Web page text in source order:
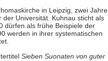
in Leipzig, zwei Jahre
Universität. Kuhnau sticht als
dürfen als frühe Beispiele der
werden in ihrer systematischen
Sieben Suonaten von guter